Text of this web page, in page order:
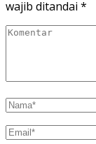
wajib ditandai *